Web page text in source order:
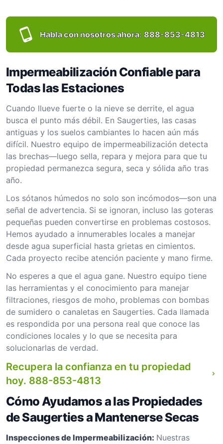
Habla con nosotros ahora: 888-853-4813
Impermeabilización Confiable para
Todas las Estaciones
Cuando llueve fuerte o la nieve se derrite, el agua
busca el punto más débil. En Saugerties, las casas
antiguas y los suelos cambiantes lo hacen aún más
difícil. Nuestro equipo de impermeabilización detecta
las brechas—luego sella, repara y mejora para que tu
propiedad permanezca segura, seca y sólida año tras
año.
Los sótanos húmedos no solo son incómodos—son una
señal de advertencia. Si se ignoran, incluso las goteras
pequeñas pueden convertirse en problemas costosos.
Hemos ayudado a innumerables locales a manejar
desde agua superficial hasta grietas en cimientos.
Cada proyecto recibe atención paciente y mano firme.
No esperes a que el agua gane. Nuestro equipo tiene
las herramientas y el conocimiento para manejar
filtraciones, riesgos de moho, problemas con bombas
de sumidero o canaletas en Saugerties. Cada llamada
es respondida por una persona real que conoce las
condiciones locales y lo que se necesita para
solucionarlas de verdad.
Recupera la confianza en tu propiedad
hoy. 888-853-4813
Cómo Ayudamos a las Propiedades
de Saugerties a Mantenerse Secas
Inspecciones de Impermeabilización: Nuestras